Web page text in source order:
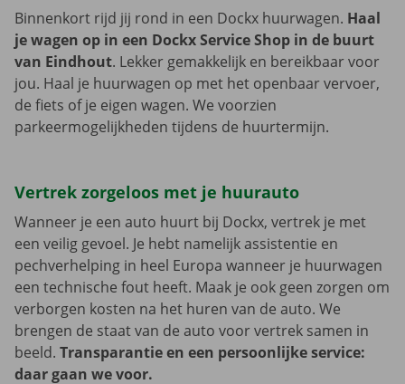
Binnenkort rijd jij rond in een Dockx huurwagen. Haal
je wagen op in een Dockx Service Shop in de buurt
van Eindhout. Lekker gemakkelijk en bereikbaar voor
jou. Haal je huurwagen op met het openbaar vervoer,
de fiets of je eigen wagen. We voorzien
parkeermogelijkheden tijdens de huurtermijn.
Vertrek zorgeloos met je huurauto
Wanneer je een auto huurt bij Dockx, vertrek je met
een veilig gevoel. Je hebt namelijk assistentie en
pechverhelping in heel Europa wanneer je huurwagen
een technische fout heeft. Maak je ook geen zorgen om
verborgen kosten na het huren van de auto. We
brengen de staat van de auto voor vertrek samen in
beeld. Transparantie en een persoonlijke service:
daar gaan we voor.